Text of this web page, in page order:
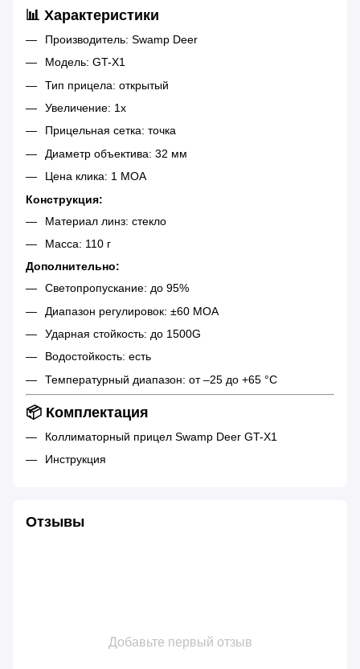
📊 Характеристики
Производитель: Swamp Deer
Модель: GT-X1
Тип прицела: открытый
Увеличение: 1x
Прицельная сетка: точка
Диаметр объектива: 32 мм
Цена клика: 1 MOA
Конструкция:
Материал линз: стекло
Масса: 110 г
Дополнительно:
Светопропускание: до 95%
Диапазон регулировок: ±60 MOA
Ударная стойкость: до 1500G
Водостойкость: есть
Температурный диапазон: от –25 до +65 °C
📦 Комплектация
Коллиматорный прицел Swamp Deer GT-X1
Инструкция
Отзывы
Добавьте первый отзыв